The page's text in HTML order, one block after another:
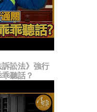
訟法》強行
聽話？